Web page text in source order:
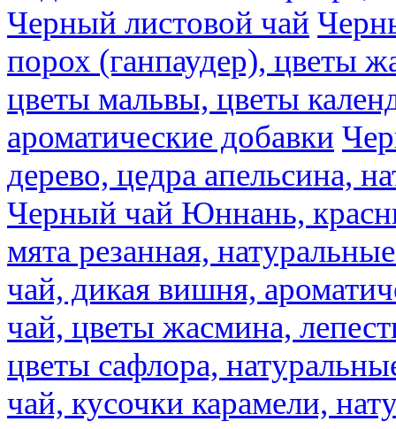
Черный листовой чай
порох (ганпаудер), цветы
цветы мальвы, цветы
ароматические добавки
дерево, цедра апельсина,
Черный чай Юннань,
мята резанная,
чай, дикая вишня,
чай, цветы жасмина,
цветы сафлора,
чай, кусочки карамели,